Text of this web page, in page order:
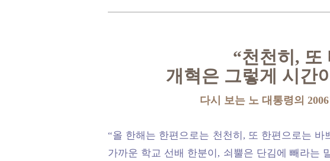
“천천히,
개혁은 그렇게 시간
다시 보는 노 대통령의
“올 한해는 한편으로는 천천히, 또 한편으로는
가까운 학교 선배 한분이, 쇠뿔은 단김에 빼라는